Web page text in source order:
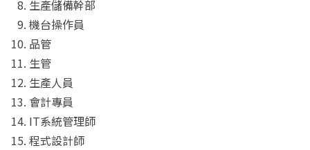
生產儲備幹部
機台操作員
品管
生管
生產人員
會計專員
IT系統管理師
程式設計師